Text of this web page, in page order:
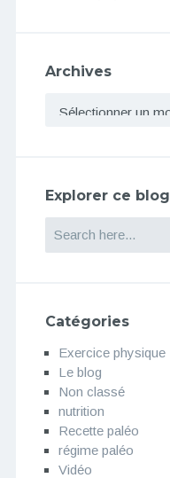
Archives
Explorer ce blog
Catégories
Exercice physique
Le blog
Non classé
nutrition
Recette paléo
régime paléo
Vidéo